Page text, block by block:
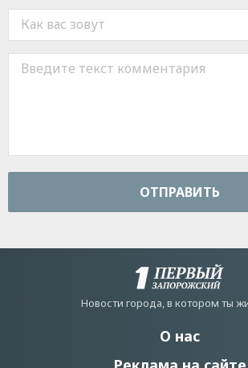
ОТПРАВИТЬ
Новости города, в котором ты
О нас